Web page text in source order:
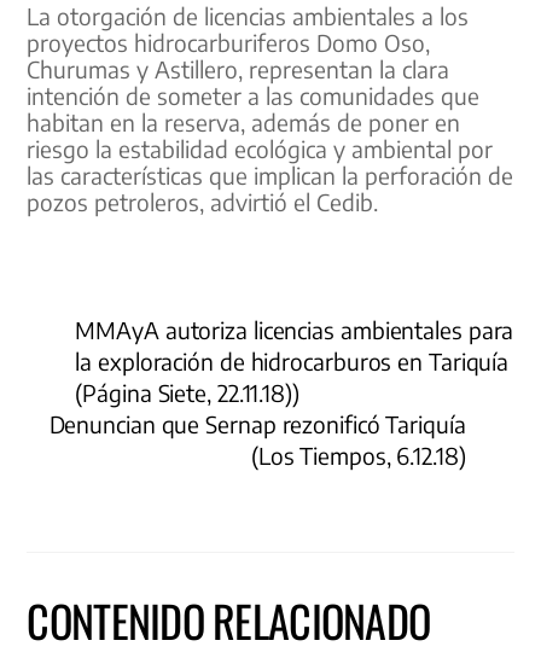
La otorgación de licencias ambientales a los
proyectos hidrocarburiferos Domo Oso,
Churumas y Astillero, representan la clara
intención de someter a las comunidades que
habitan en la reserva, además de poner en
riesgo la estabilidad ecológica y ambiental por
las características que implican la perforación de
pozos petroleros, advirtió el Cedib.
MMAyA autoriza licencias ambientales para
la exploración de hidrocarburos en Tariquía
(Página Siete, 22.11.18))
Denuncian que Sernap rezonificó Tariquía
(Los Tiempos, 6.12.18)
CONTENIDO RELACIONADO